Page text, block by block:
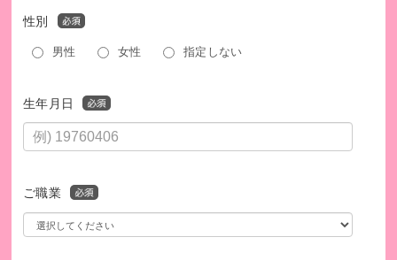
性別
男性 女性 指定しない
生年月日
ご職業